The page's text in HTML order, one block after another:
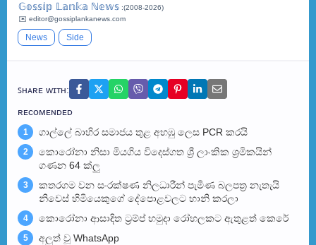
𝔾𝕠𝕤𝕤𝕚𝕡 𝕃𝕒𝕟𝕜𝕒 ℕ𝕖𝕨𝕤 :(2008-2026)
✉️ editor@gossiplankanews.com
News Side
ꜱʜᴀʀᴇ ᴡɪᴛʜ:
ʀᴇᴄᴏᴍᴇɴᴅᴇᴅ
1 ගාල්ලේ බාහිර සමාජය තුළ අහඹු ලෙස PCR කරයි
2
කොරෝනා නිසා මියගිය විදෙස්ගත ශ්‍රී ලාංකික ශ්‍රමිකයින්
ගණන 64 ක්ලු
3
කතරගම වන සංරක්ෂණ නිලධාරීන් පැමිණ බලපත්‍ර නැතැයි
නිවෙස් හිමියෙකුගේ දේපොළවලට හානි කරලා
4 කොරෝනා ආසාදිත ට්‍රම්ප් හමුදා රෝහලකට ඇතුළත් කෙරේ
5 අලුත් වූ WhatsApp